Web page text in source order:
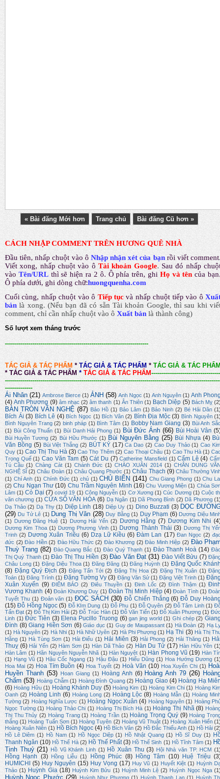
« Bài đăng Mới hơn Trang chủ Bài đăng Cũ hơn »
CÁCH NHẬP COMMENT TRÊN HƯƠNG QUÊ NHÀ
Đầu tiên, nhấp chuột vào ô Nhập nhận xét của bạn rồi viết comment
Viết xong, nhấp chuột vào ô Tài khoản Google. Sau đó nhấp
vào Tên/URL thì sẽ hiện ra 2 ô. Ô phía trên, ghi Họ và tên của
Ô phía dưới, ghi dòng chữ:huongquenha.com
Cuối cùng, nhấp chuột vào ô Tiếp tục và nhấp chuột tiếp vào ô
bản là xong.(Nếu bạn đã có sẵn Tài khoản Google, thì sau khi
comment, chỉ cần nhấp chuột vào ôXuất bảnlà thành công)
Số lượt xem tháng trước
-------------------------------------------------------------------------
TÁC GIẢ & TÁC PHẨM * TÁC GIẢ & TÁC PHẨM * TÁC GIẢ & TÁC
* TÁC GIẢ & TÁC PHẨM * TÁC GIẢ & TÁC PHẨM-----------------------------------
--------------
Ái Nhân (21) Ambrose Bierce (1) ẢNH (58) Anh Ngọc (1) Anh Nguyên (1) Anh
(4) Anh Phương (9) âm nhạc (2) âm thanh (1) Ân Thiên (1) Bạch Diệp (5) Bách Mỵ
BÀN TRÒN VĂN NGHỆ (87) Bảo Hồ (1) Bảo Lâm (1) Bảo Ninh (2) Bé Hải Dân
Bích Ái (3) Bích Lê (4) Bích Ngọc (1) Bích Vân (2) Bình Địa Mộc (3) Bình Nguyên
Bình Nguyên Trang (2) binh pháp (1) Bình Tâm (1) Bobby Nam Giang (3) Bùi Anh
(1) Bùi Công Thuấn (1) Bùi Danh Hải Phong (1) Bùi Đức Ánh (66) Bùi Hoài Vân
Bùi Huyền Tương (2) Bùi Hữu Phước (1) Bùi Nguyên Bằng (25) Bùi Nhựa (4)
Văn Bồng (5) Bùi Việt Thắng (2) BÚT KÝ (17) Ca Dao (2) Cao Duy Thảo (1) Cao
Quy (1) Cao Thị Thu Hà (3) Cao Thọ Thêm (2) Cao Thoại Châu (1) Cao Thu Hà (1)
Trọng Quế (1) Cao Văn Tam (5) Cát Du (7) Catherine Mansfield (1) Cẩm Lệ (4)
Tú Cầu (1) Chàng Cát (1) Chánh Đức (1) CHÀO XUÂN 2014 (1) CHÂN DUNG
NGHỆ SĨ (2) Châu Đoàn (1) Châu Quang Phước (1) Châu Thạch (9) Châu Thường
(1) Chí Anh (1) Chính Đức (1) chủ (1) CHỦ BIÊN (141) Chu Giang Phong (1) Chu
(2) Chu Ngạn Thư (10) Chu Trầm Nguyên Minh (16) Chu Vương Miện (1) Chúa
Lâm (1) Cỏ Dại (7) covid 19 (1) Công Nguyễn (1) Cơ Xương (1) Cúc Dương (1) Cuộc
văn chương (1) CỬA SỔ VĂN HÓA (6) Dạ Ngân (1) Dã Phong Bình (2) Dã Phương
Dạ Thảo (2) Dạ Thy (1) Diệp Linh (18) Diệp Uy (1) Dino Buzzati (3) DỌC
(29) Du Tử Lê (1) Dung Thị Vân (28) Duy Bằng (1) Duy Phạm (6) Dương Diệu
(1)
Dương Đăng Huệ (1) Dương Hải Yến (2) Dương Hằng (7) Dương Kim Nhi
Dương Kim Thoa (1) Dương Phương Vinh (1) Dương Thành Thái (3) Dương Thị
Trinh (2) Dương Xuân Triều (6) Dzạ Lữ Kiều (6) Đàm Lan (17) Đan Ngọc (2)
đức (2) Đào Hiền (2) Đào Hữu Thức (2) Đào Khương (2) Đào Minh Hiệp (2) Đào
Thuỳ Trang (82) Đào Quang Bắc (1) Đào Quý Thạnh (1) Đào Thanh Hoà (14)
Thị Quý Thanh (1) Đào Thị Thu Hiền (3) Đào Văn Đạt (31) Đào Viết Bửu (7)
Châu Long (1) Đặng Diệu Thoa (1) Đăng Đăng (1) Đăng Huỳnh (1) Đặng Quốc
(8) Đặng Quý Địch (3) Đặng Tấn Tới (2) Đặng Thị Hoa (2) Đặng Thị Xuân (1)
Toán (1) Đăng Trình (1) Đặng Tường Vy (3) Đặng Văn Sử (1) Đặng Việt Trinh (1)
Xuân Xuyến (9) ĐIỂM BÁO (2) Điêu Thuyền (1) Đinh Lốc (2) Đình Thậm (1)
Vương Khanh (4) Đoàn Khương Duy (1) Đoàn Thị Minh Hiệp (4) Đoàn Tình (1)
Tuyết Thu (1) Đoản văn (1) ĐỌC SÁCH (30) Đỗ Chiến Thắng (6) Đỗ Duy
(15) Đỗ Hồng Ngọc (5) Đỗ KIm Dung (1) Đỗ Phu (1) Đỗ Quyên (2) Đỗ Tâm Linh (1)
Tấn Đạt (2) Đỗ Thị Kim Hải (2) Đỗ Trúc Hàn (1) Đỗ Văn Tiến (1) Đỗ Xuân Phương (1)
Linh (1) Đức Tiên (3) Elena Pucillo Truong (6) gan jing world (1) Ghi chép (2)
Đình (8) Giang Hiền Sơn (6) Giáo dục (1) Guy de Maupassant (1) Hà Đoàn (2) Hạ
(1) Hà Nguyên (2) Hà Nhi (1) Hà Nhữ Uyên (2) Hà Phi Phượng (1) Hạ Thi (3) Hà Thị
Hằng (1) Hà Tùng Sơn (1) Hải Điểu (1) Hải Miên (3) Hải Phong (2) Hải Thăng (1)
Thuỵ (6) Hải Yến (2) Hàm Sơn (1) Hàn Dã Thảo (2) Hàn Du Tử (17) Hàn Hữu Yên
Hàn Lâm (1) Hãn Nguyên Nguyễn Nhã (1) Hàn Nguyệt (1) Hàn Phong Vũ (19) Hàn
(1) Hạng Vũ (1) Hậu Cốc Ngang (1) Hậu Đậu (1) Hiếu Dũng (1) Hoa Hướng Dương
Hoa Mai (2) Hoa Tím Buồn (4) Hoa Tuyết (2) Hoà Văn (10) Hoa Xuyến Chi (1)
Huyền Thanh (53) Hoan Giang (1) Hoàng Anh (6) Hoàng Anh 79 (26)
Chẩm (53) Hoàng Chẫm (1) Hoàng Đình Quang (2) Hoàng Giao (4) Hoàng Hạ
(6) Hoàng Hữu (1) Hoàng Khánh Duy (5) Hoàng Kim (1) Hoàng Kim Chi (1) Hoàng
Oanh (2) Hoàng Linh (6) Hoàng Long (2) Hoàng Lộc (8) Hoàng Mẫn (1) Hoàng
Tường (2) Hoàng Nghĩa Lược (1) Hoàng Ngọc Xuân (4) Hoàng Nguyên (1) Hoàng
Ngọc Tường (1) Hoàng Thảo Chi (1) Hoàng Thị Bích Hà (1) Hoàng Thị Nhã (8)
Thị Thu Thủy (2) Hoàng Trang (1) Hoàng Trần (1) Hoàng Trọng Quý (9) Hoàng
thắng (1) Hoàng Tuấn Sơn (1) Hoàng Tuyên (2) Hoàng Vũ Thuật (1) Hoàng Xuân Hiến
Hoàng Xuân Niên (1) Hồ Bích Ngọc (4) Hồ Bích Vân (2) Hồ Đắc Thiếu Anh (1) Hồ Hải
Hồ Lê Diêm (1) Hồ Nam (1) Hồ Ngọc Diệp (1) Hồ Nhật Quang (1) Hồ Sĩ Duy (1)
Thanh Ngân (10) Hồ Thế Hà (2) Hồ Thế Phất (3) Hồ Thế Sinh (1) Hồ Tĩnh Tâm (1)
Tịnh Thuỷ (21) Hồ Vũ Khánh Linh (1) Hồ Xuân Thu (3) Hội Nhà văn TP. HCM
Hồng Hạnh (3) Hồng Liễu (1) Hồng Phúc (8) Hồng Tâm (10) Huệ Triệu
HUMICHI
(5) Huy Nguyên (15) Huy Vọng (17) Huy Vũ (1) Huyết Kiệt (1) Huỳnh
Thảo (1) Huỳnh Gia (18) Huỳnh Kim Bửu (1) Huỳnh Minh Lệ (2) Huỳnh Ngọc Nga
Huỳnh Ngọc Phước (29) Huỳnh Như Phương (1) Huỳnh Thanh Lan (1) Huỳnh